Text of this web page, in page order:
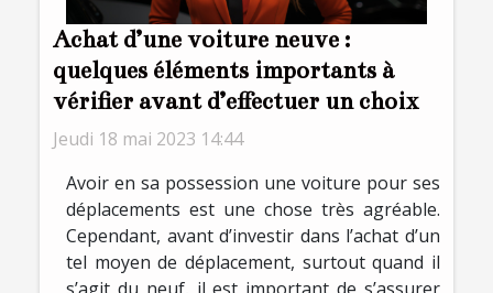
Achat d’une voiture neuve :
quelques éléments importants à
vérifier avant d’effectuer un choix
Jeudi 18 mai 2023 14:44
Avoir en sa possession une voiture pour ses
déplacements est une chose très agréable.
Cependant, avant d’investir dans l’achat d’un
tel moyen de déplacement, surtout quand il